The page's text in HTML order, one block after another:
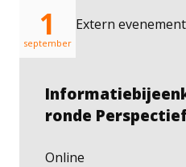
1
september
Extern evenement
ronde
Online